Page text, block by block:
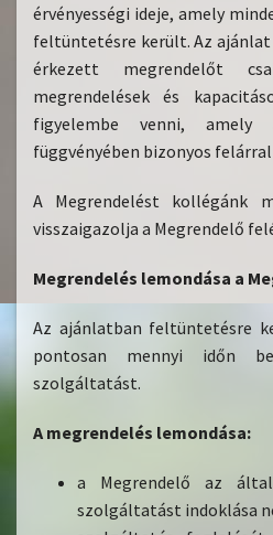
érvényességi ideje, amely
feltüntetésre került. Az ajánlat
érkezett megrendelőt
megrendelések és
figyelembe venni, amely
függvényében bizonyos felárral
A Megrendelést kollégánk
visszaigazolja a Megrendelő
Megrendelés lemondása a
Az ajánlatban feltüntetésre
pontosan mennyi időn
szolgáltatást.
A megrendelés lemondása:
a Megrendelő az
szolgáltatást indoklása